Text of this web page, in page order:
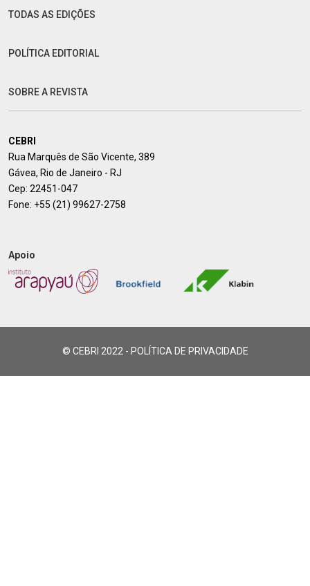
TODAS AS EDIÇÕES
POLÍTICA EDITORIAL
SOBRE A REVISTA
CEBRI
Rua Marquês de São Vicente, 389
Gávea, Rio de Janeiro - RJ
Cep: 22451-047
Fone: +55 (21) 99627-2758
Apoio
© CEBRI 2022 - POLÍTICA DE PRIVACIDADE